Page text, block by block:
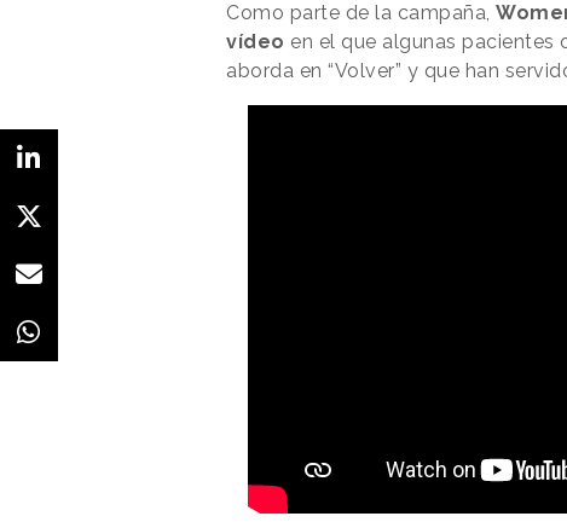
Como parte de la campaña,
vídeo en el que algunas
aborda en “Volver” y que han